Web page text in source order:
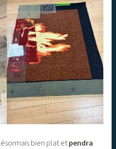
bien plat etpendra